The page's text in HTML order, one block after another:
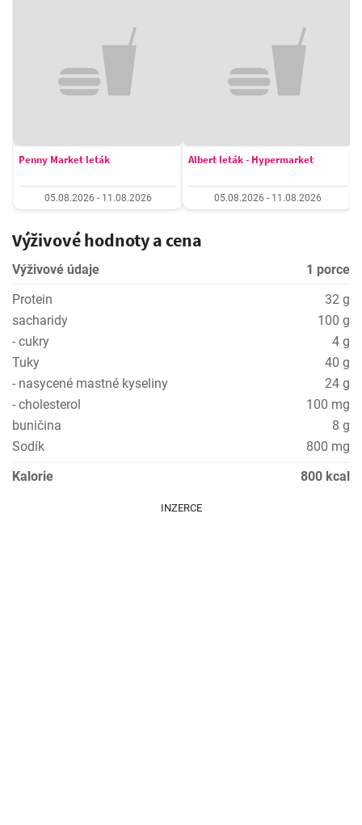
Penny Market leták
05.08.2026 - 11.08.2026
Albert leták - Hypermarket
05.08.2026 - 11.08.2026
Výživové hodnoty a cena
Výživové údaje
1 porce
Protein
32 g
sacharidy
100 g
- cukry
4 g
Tuky
40 g
- nasycené mastné kyseliny
24 g
- cholesterol
100 mg
buničina
8 g
Sodík
800 mg
Kalorie
800 kcal
INZERCE